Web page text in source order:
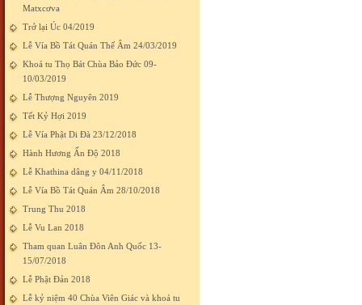
Matxcơva
Trở lại Úc 04/2019
Lễ Vía Bồ Tát Quán Thế Âm 24/03/2019
Khoá tu Thọ Bát Chùa Bảo Đức 09-
10/03/2019
Lễ Thượng Nguyên 2019
Tết Kỷ Hợi 2019
Lễ Vía Phật Di Đà 23/12/2018
Hành Hương Ấn Độ 2018
Lễ Khathina dâng y 04/11/2018
Lễ Vía Bồ Tát Quán Âm 28/10/2018
Trung Thu 2018
Lễ Vu Lan 2018
Tham quan Luân Đôn Anh Quốc 13-
15/07/2018
Lễ Phật Đản 2018
Lễ kỷ niệm 40 Chùa Viên Giác và khoá tu